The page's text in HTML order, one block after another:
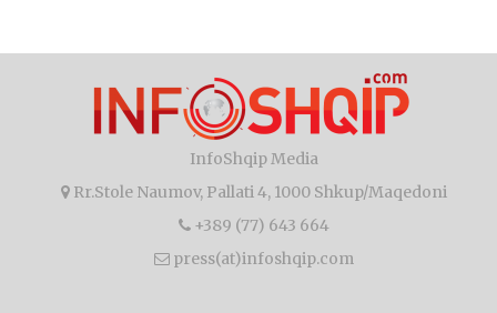
InfoShqip Media
Rr.Stole Naumov, Pallati 4, 1000 Shkup/Maqedoni
+389 (77) 643 664
press(at)infoshqip.com